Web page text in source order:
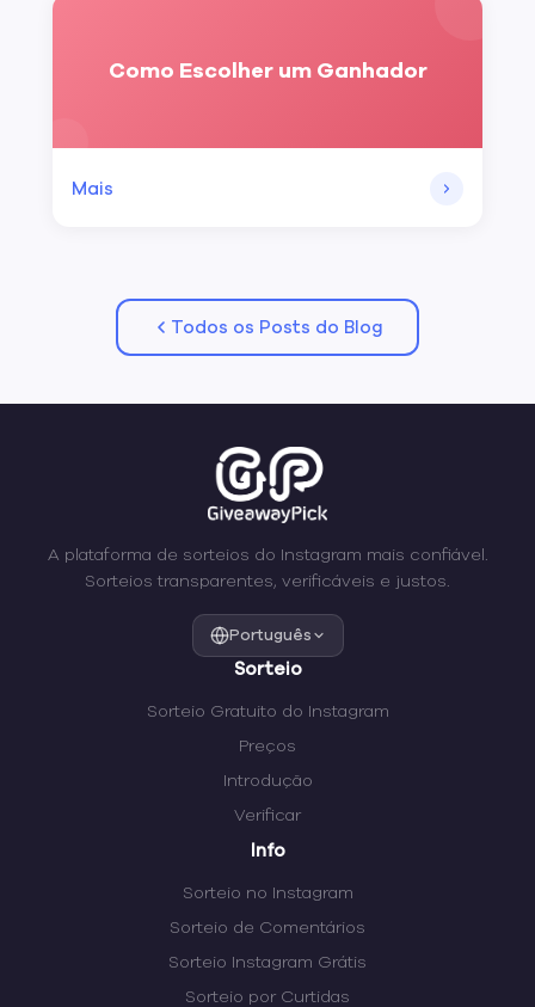
Como Escolher um Ganhador
Mais
Todos os Posts do Blog
A plataforma de sorteios do Instagram mais confiável.
Sorteios transparentes, verificáveis e justos.
Português
Sorteio
Sorteio Gratuito do Instagram
Preços
Introdução
Verificar
Info
Sorteio no Instagram
Sorteio de Comentários
Sorteio Instagram Grátis
Sorteio por Curtidas